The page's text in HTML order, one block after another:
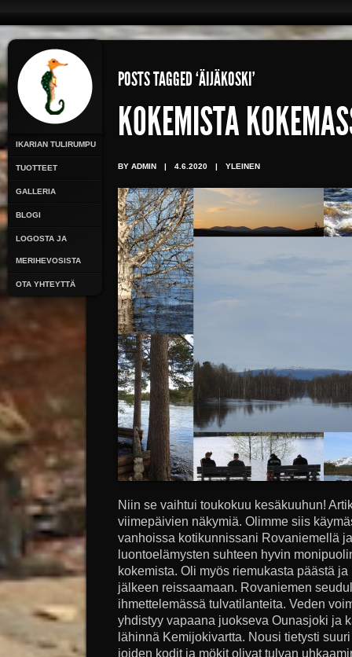
IKARIAN TULIRUMPU
TUOTTEET
GALLERIA
BLOGI
LOGOSTA JA
MERIHEVOSISTA
OTA YHTEYTTÄ
POSTS TAGGED ‘ÄIJÄKOSKI’
KOKEMISTA
BY ADMIN | 4.6.2020 | YLEINEN
Niin se vaihtui toukokuu kesäkuuhun!
viimepäivien näkymiä. Olimme siis
vanhoissa kotikunnissani Rovaniemellä
luontoelämysten suhteen hyvin
kokemista. Oli myös riemukasta päästä
jälkeen reissaamaan. Rovaniemen
ihmettelemässä tulvatilanteita. Veden
yhdistyy vapaana juokseva Ounasjoki ja
lähinnä Kemijokivartta. Nousi tietysti
joiden kodit ja mökit olivat tulvan